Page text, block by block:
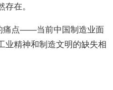
在。
痛点——当前中国制造业面
业精神和制造文明的缺失相